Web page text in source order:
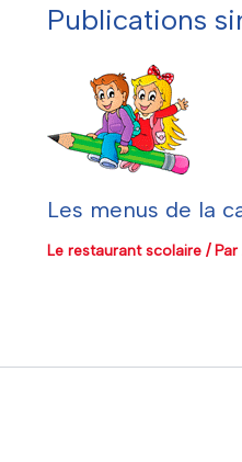
Publications
Les menus de la
Le restaurant scolaire/ Par